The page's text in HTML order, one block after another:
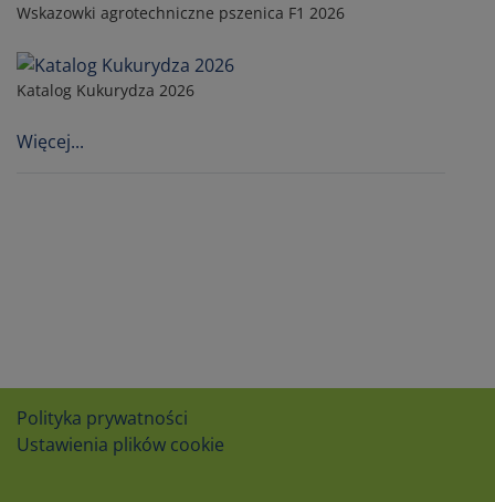
Wskazowki agrotechniczne pszenica F1 2026
Katalog Kukurydza 2026
Więcej...
Polityka prywatności
Ustawienia plików cookie